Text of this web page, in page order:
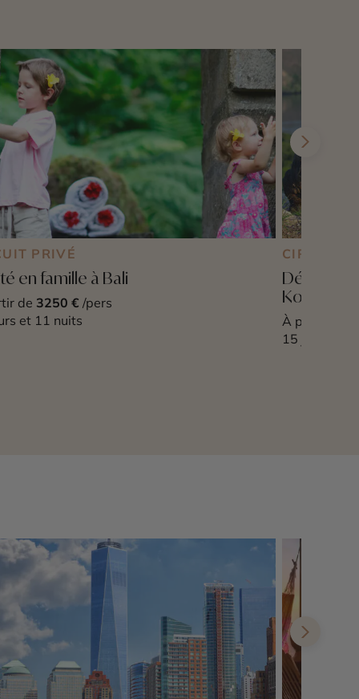
PRIVÉ
en famille à Bali
de 3250 € /pers
et 11 nuits
CIRCUIT
Komodo
À partir de
15 jours et